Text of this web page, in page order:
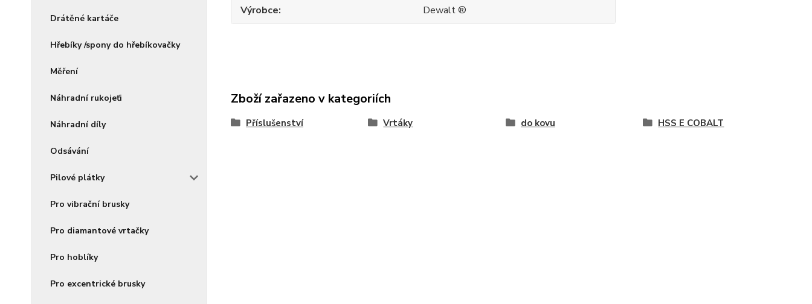
Drátěné kartáče
Hřebíky /spony do hřebíkovačky
Měření
Náhradní rukojeťi
Náhradní díly
Odsávání
Pilové plátky
Pro vibrační brusky
Pro diamantové vrtačky
Pro hoblíky
Pro excentrické brusky
Výrobce Dewalt ®
Zboží zařazeno v kategoriích
Příslušenství Vrtáky do kovu HSS E COBALT